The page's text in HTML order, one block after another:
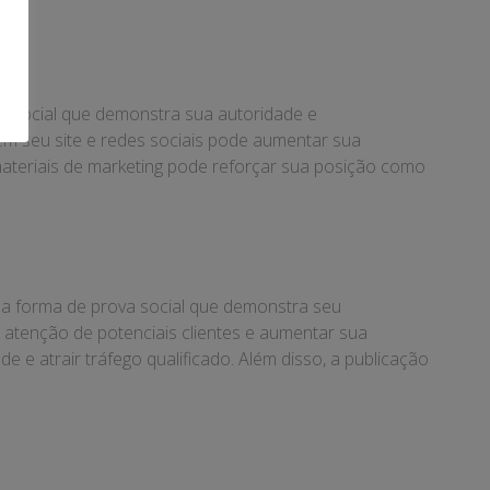
social que demonstra sua autoridade e
seu site e redes sociais pode aumentar sua
de marketing pode reforçar sua posição como
forma de prova social que demonstra seu
de potenciais clientes e aumentar sua
e atrair tráfego qualificado. Além disso, a publicação